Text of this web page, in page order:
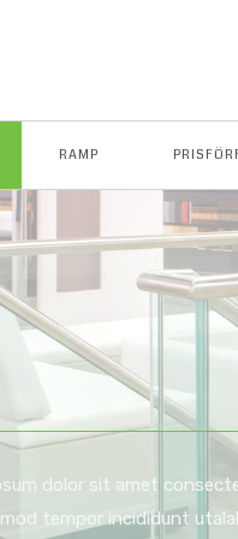
RAMP
dolor sit amet
tempor incididunt